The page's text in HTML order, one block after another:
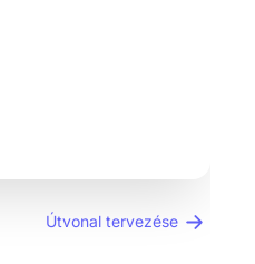
Útvonal tervezése